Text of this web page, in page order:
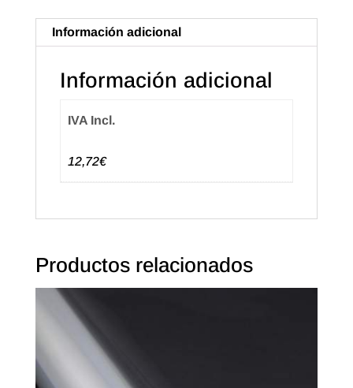
Información adicional
Información adicional
IVA Incl.
12,72€
Productos relacionados